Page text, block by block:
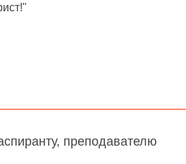
преподавателю